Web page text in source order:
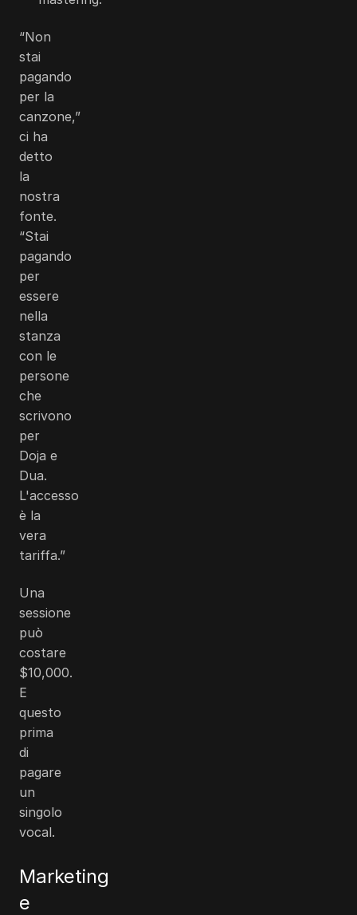
“Non
stai
pagando
per la
canzone,”
ci ha
detto
la
nostra
fonte.
“Stai
pagando
per
essere
nella
stanza
con le
persone
che
scrivono
per
Doja e
Dua.
L'accesso
è la
vera
tariffa.”
Una
sessione
può
costare
$10,000.
E
questo
prima
di
pagare
un
singolo
vocal.
Marketing
e